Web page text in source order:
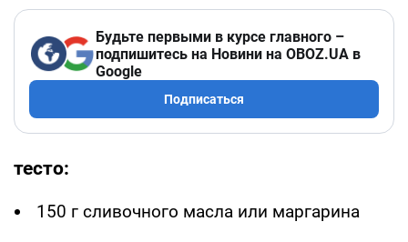
Будьте первыми в курсе главного –
подпишитесь на Новини на OBOZ.UA в
Google
Подписаться
тесто:
150 г сливочного масла или маргарина